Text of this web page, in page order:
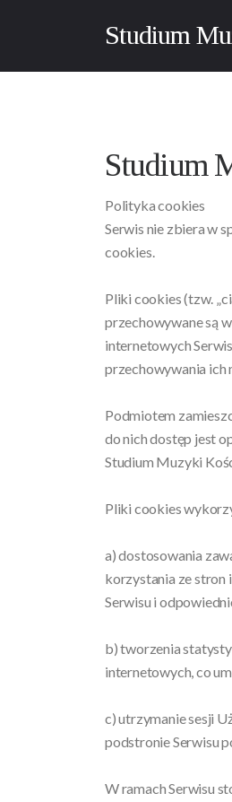
Studium
Studium
Polityka cookies
Serwis nie zbiera w
cookies.
Pliki cookies (tzw.
przechowywane są
internetowych
przechowywania ich
Podmiotem
do nich dostęp jest
Studium Muzyki
Pliki cookies
a) dostosowania
korzystania ze stron
Serwisu i
b) tworzenia
internetowych, co
c) utrzymanie sesji
podstronie Serwisu
W ramach Serwisu